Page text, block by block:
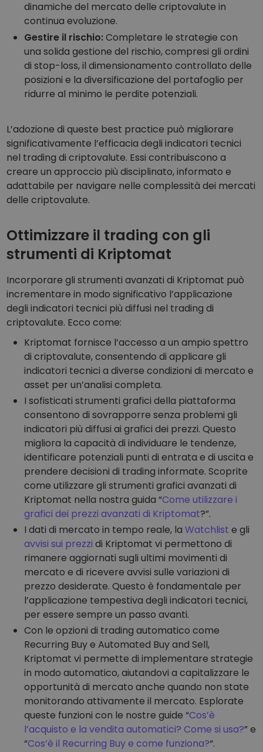
dinamiche del mercato delle criptovalute in
continua evoluzione.
Gestire il rischio:Completare le strategie con
una solida gestione del rischio, compresi gli ordini
di stop-loss, il dimensionamento controllato delle
posizioni e la diversificazione del portafoglio per
ridurre al minimo le perdite potenziali.
L’adozione di queste best practice può migliorare
significativamente l’efficacia degli indicatori tecnici
nel trading di criptovalute. Essi contribuiscono a
creare un approccio più disciplinato, informato e
adattabile per navigare nelle complessità dei mercati
delle criptovalute.
Ottimizzare il trading con gli
strumenti di Kriptomat
Incorporare gli strumenti avanzati di Kriptomat può
incrementare in modo significativo l’applicazione
degli indicatori tecnici più diffusi nel trading di
criptovalute. Ecco come:
Kriptomat fornisce l’accesso a un ampio spettro
di criptovalute, consentendo di applicare gli
indicatori tecnici a diverse condizioni di mercato e
asset per un’analisi completa.
I sofisticati strumenti grafici della piattaforma
consentono di sovrapporre senza problemi gli
indicatori più diffusi ai grafici dei prezzi. Questo
migliora la capacità di individuare le tendenze,
identificare potenziali punti di entrata e di uscita e
prendere decisioni di trading informate. Scoprite
come utilizzare gli strumenti grafici avanzati di
Kriptomat nella nostra guida “Come utilizzare i
grafici dei prezzi avanzati di Kriptomat?”.
I dati di mercato in tempo reale, laWatchlist e gli
avvisi sui prezzi di Kriptomat vi permettono di
rimanere aggiornati sugli ultimi movimenti di
mercato e di ricevere avvisi sulle variazioni di
prezzo desiderate. Questo è fondamentale per
l’applicazione tempestiva degli indicatori tecnici,
per essere sempre un passo avanti.
Con le opzioni di trading automatico come
Recurring Buy e Automated Buy and Sell,
Kriptomat vi permette di implementare strategie
in modo automatico, aiutandovi a capitalizzare le
opportunità di mercato anche quando non state
monitorando attivamente il mercato. Esplorate
queste funzioni con le nostre guide “Cos’è
l’acquisto e la vendita automatici? Come si usa?” e
“Cos’è il Recurring Buy e come funziona?“.